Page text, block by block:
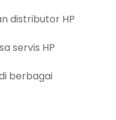
distributor HP
servis HP
berbagai